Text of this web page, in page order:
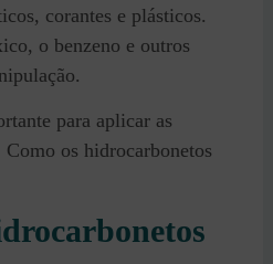
corantes e plásticos.
o benzeno e outros
para aplicar as
os hidrocarbonetos